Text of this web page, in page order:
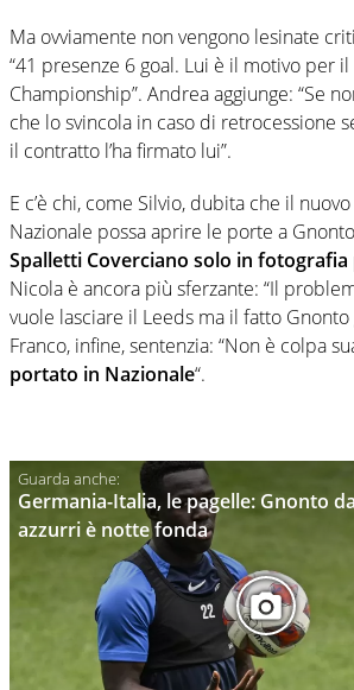
Ma ovviamente non vengono lesinate
“41 presenze 6 goal. Lui è il motivo per
Championship”. Andrea aggiunge: “Se
che lo svincola in caso di retrocessione
il contratto l’ha firmato lui”.
E c’è chi, come Silvio, dubita che il
Nazionale possa aprire le porte a
Spalletti Coverciano solo in
Nicola è ancora più sferzante: “Il
vuole lasciare il Leeds ma il fatto Gnonto
Franco, infine, sentenzia: “Non è colpa
portato in Nazionale“.
Germania-Italia, le pagelle: Gnonto
azzurri è notte fonda